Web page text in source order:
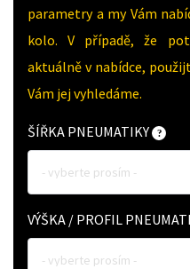
parametry a my Vám
kolo. V případě, že
aktuálně v nabídce,
Vám jej vyhledáme.
ŠÍŘKA PNEUMATIKY
- vyberte prosím -
VÝŠKA / PROFIL
- vyberte prosím -